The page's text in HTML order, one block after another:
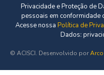
Privacidade e Proteção de
pessoais em conformidade
Acesse nossa Política de
Dados:
© ACISCI. Desenvolvido por